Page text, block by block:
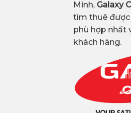
Minh, Galaxy
tìm thuê được
phù hợp nhất
khách hàng.